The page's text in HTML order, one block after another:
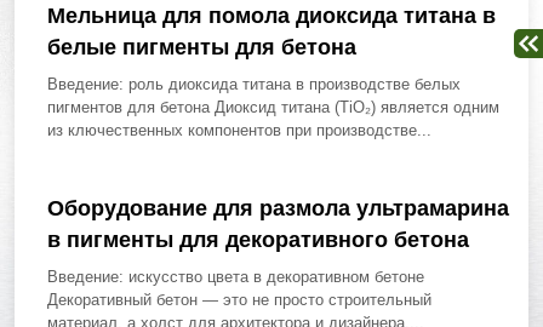
Мельница для помола диоксида титана в
белые пигменты для бетона
Введение: роль диоксида титана в производстве белых
пигментов для бетона Диоксид титана (TiO₂) является одним
из ключественных компонентов при производстве...
Оборудование для размола ультрамарина
в пигменты для декоративного бетона
Введение: искусство цвета в декоративном бетоне
Декоративный бетон — это не просто строительный
материал, а холст для архитектора и дизайнера....